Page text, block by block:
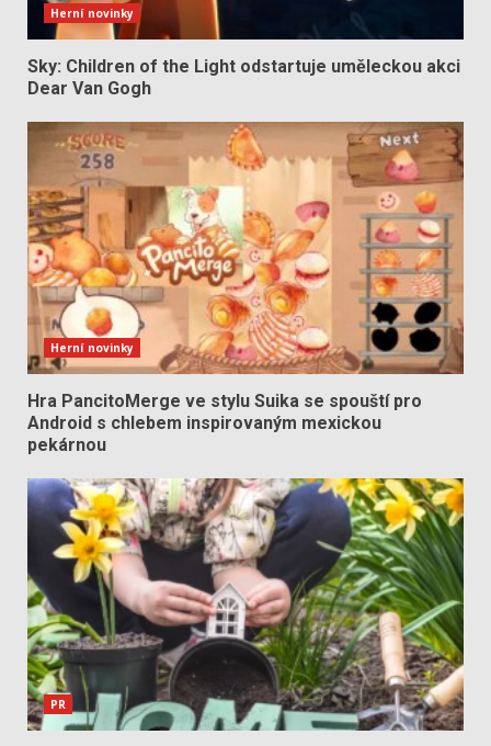
Herní novinky
Sky: Children of the Light odstartuje uměleckou akci
Dear Van Gogh
Herní novinky
Hra PancitoMerge ve stylu Suika se spouští pro
Android s chlebem inspirovaným mexickou
pekárnou
PR